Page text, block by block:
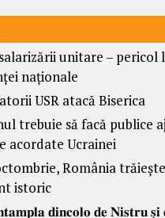
unitare – pericol
naționale
USR atacă Biserica
trebuie să facă publice
acordate Ucrainei
România
istoric
𝐝𝐢𝐧𝐜𝐨𝐥𝐨 𝐝𝐞 𝐍𝐢𝐬𝐭𝐫𝐮 𝐬̦𝐢